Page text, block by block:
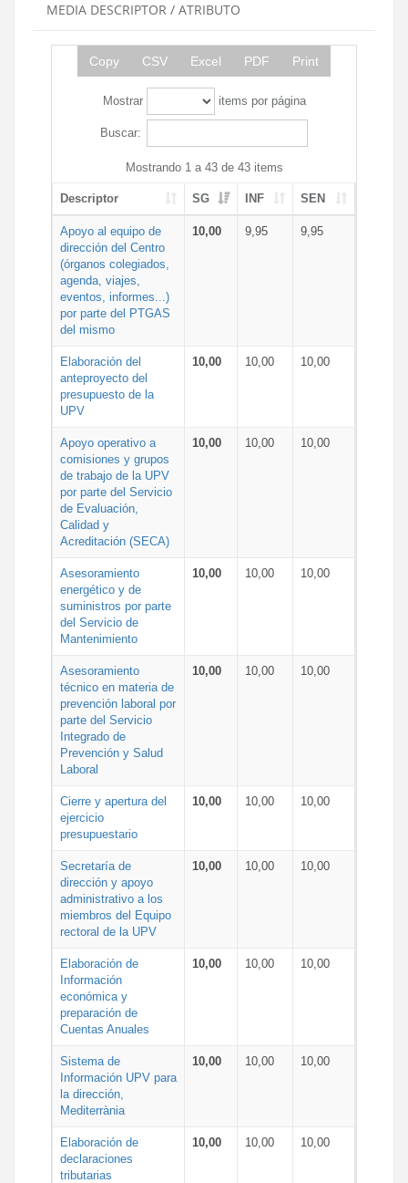
MEDIA DESCRIPTOR / ATRIBUTO
Copy CSV Excel PDF Print
Mostrar items por página
Buscar:
Mostrando 1 a 43 de 43 items
Descriptor SG INF SEN
Apoyo al equipo de
dirección del Centro
(órganos colegiados,
agenda, viajes,
eventos, informes...)
por parte del PTGAS
del mismo
10,00 9,95 9,95
Elaboración del
anteproyecto del
presupuesto de la
UPV
10,00 10,00 10,00
Apoyo operativo a
comisiones y grupos
de trabajo de la UPV
por parte del Servicio
de Evaluación,
Calidad y
Acreditación (SECA)
10,00 10,00 10,00
Asesoramiento
energético y de
suministros por parte
del Servicio de
Mantenimiento
10,00 10,00 10,00
Asesoramiento
técnico en materia de
prevención laboral por
parte del Servicio
Integrado de
Prevención y Salud
Laboral
10,00 10,00 10,00
Cierre y apertura del
ejercicio
presupuestario
10,00 10,00 10,00
Secretaría de
dirección y apoyo
administrativo a los
miembros del Equipo
rectoral de la UPV
10,00 10,00 10,00
Elaboración de
Información
económica y
preparación de
Cuentas Anuales
10,00 10,00 10,00
Sistema de
Información UPV para
la dirección,
Mediterrània
10,00 10,00 10,00
Elaboración de
declaraciones
tributarias
10,00 10,00 10,00